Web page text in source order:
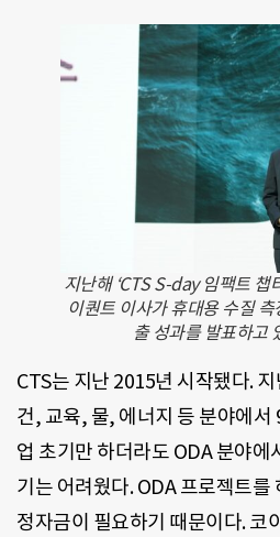
지난해 ‘CTS S-day 임팩트 챕
이퀀트 이사가 휴대용 수질
출 성과를 발표하고
CTS는 지난 2015년 시작됐다.
건, 교육, 물, 에너지 등 분야에서
업 초기만 하더라도 ODA 분야에
기는 어려웠다. ODA 프로젝트를
정자금이 필요하기 때문이다. 코